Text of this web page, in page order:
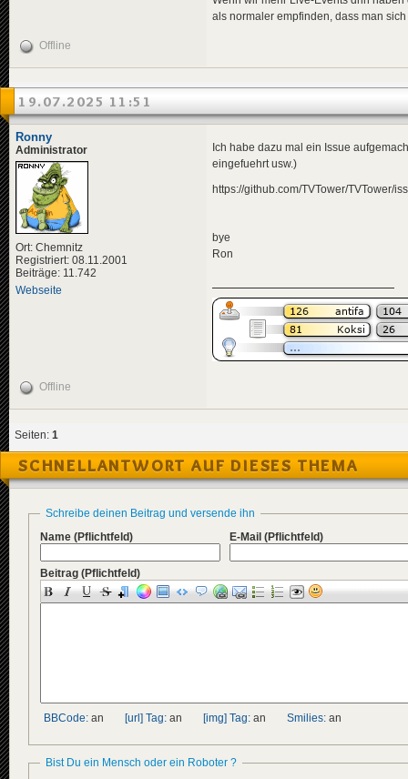
als normaler empfinden, dass man
Offline
19.07.2025 11:51
Ronny
Administrator
Ort: Chemnitz
Registriert: 08.11.2001
Beiträge: 11.742
Webseite
Ich habe dazu mal ein Issue
eingefuehrt usw.)
https://github.com/TVTower/TVTower/
bye
Ron
Offline
Seiten: 1
SCHNELLANTWORT AUF DIESES THEMA
Schreibe deinen Beitrag und versende ihn
Name (Pflichtfeld) E-Mail (Pflichtfeld)
Beitrag (Pflichtfeld)
BBCode: an [url] Tag: an [img] Tag: an Smilies: an
Bist Du ein Mensch oder ein Roboter ?